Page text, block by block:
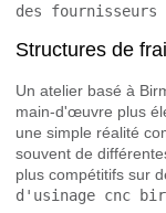
des fournisseurs
Structures de
Un atelier basé à
main-d'œuvre plus
une simple réalité
souvent de
plus compétitifs sur
d'usinage cnc